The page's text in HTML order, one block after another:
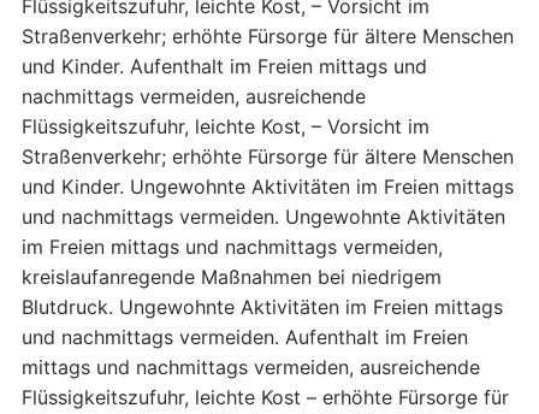
Flüssigkeitszufuhr, leichte Kost, – Vorsicht im
Straßenverkehr; erhöhte Fürsorge für ältere Menschen
und Kinder. Aufenthalt im Freien mittags und
nachmittags vermeiden, ausreichende
Flüssigkeitszufuhr, leichte Kost, – Vorsicht im
Straßenverkehr; erhöhte Fürsorge für ältere Menschen
und Kinder. Ungewohnte Aktivitäten im Freien mittags
und nachmittags vermeiden. Ungewohnte Aktivitäten
im Freien mittags und nachmittags vermeiden,
kreislaufanregende Maßnahmen bei niedrigem
Blutdruck. Ungewohnte Aktivitäten im Freien mittags
und nachmittags vermeiden. Aufenthalt im Freien
mittags und nachmittags vermeiden, ausreichende
Flüssigkeitszufuhr, leichte Kost – erhöhte Fürsorge für